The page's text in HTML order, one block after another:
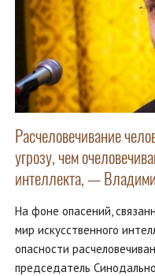
Расчеловечивание
угрозу, чем
интеллекта, —
На фоне опасений,
мир искусственного
опасности
председатель